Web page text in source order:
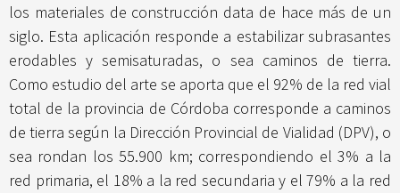
los materiales de construcción data de hace más de un
siglo. Esta aplicación responde a estabilizar subrasantes
erodables y semisaturadas, o sea caminos de tierra.
Como estudio del arte se aporta que el 92% de la red vial
total de la provincia de Córdoba corresponde a caminos
de tierra según la Dirección Provincial de Vialidad (DPV), o
sea rondan los 55.900 km; correspondiendo el 3% a la
red primaria, el 18% a la red secundaria y el 79% a la red